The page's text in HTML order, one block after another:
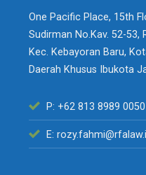
One Pacific Place, 15th
Sudirman No.Kav. 52-53,
Kec. Kebayoran Baru,
Daerah Khusus Ibukota
P: +62 813 8989 0050
E: